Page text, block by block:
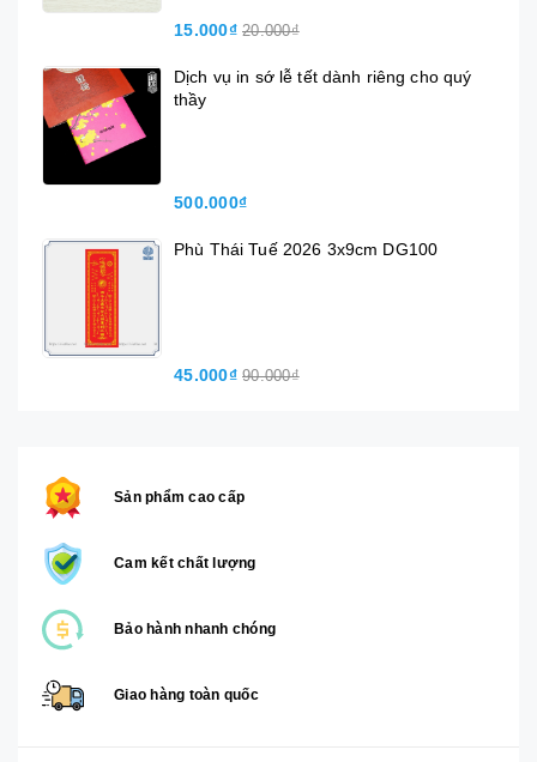
15.000₫ 20.000₫
Dịch vụ in sớ lễ tết dành riêng cho quý
thầy
500.000₫
Phù Thái Tuế 2026 3x9cm DG100
45.000₫ 90.000₫
Sản phẩm cao cấp
Cam kết chất lượng
Bảo hành nhanh chóng
Giao hàng toàn quốc